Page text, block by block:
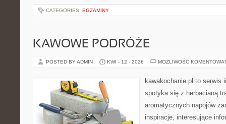
CATEGORIES: EGZAMINY
KAWOWE PODRÓŻE
POSTED BY ADMIN KWI - 12 - 2026 MOŻLIWOŚĆ
kawakochanie.pl to serwis
spotyka się z herbacianą
aromatycznych napojów
inspiracje, interesujące